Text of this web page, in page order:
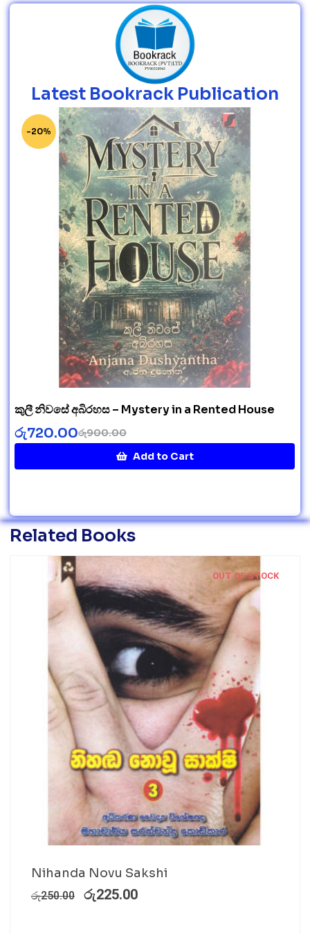
Latest Bookrack Publication
-20%
කුලී නිවසේ අබිරහස – Mystery in a Rented House
රු900.00
රු720.00
Add to Cart
Related Books
OUT OF STOCK
Nihanda Novu Sakshi
රු250.00 රු225.00